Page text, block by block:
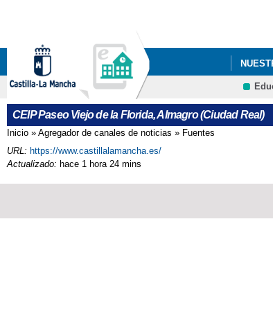
CEIP Paseo Viejo de la Florida, Almagro (Ciudad Real)
Se encuentra usted aquí
Inicio » Agregador de canales de noticias » Fuentes
URL: https://www.castillalamancha.es/
Actualizado: hace 1 hora 24 mins